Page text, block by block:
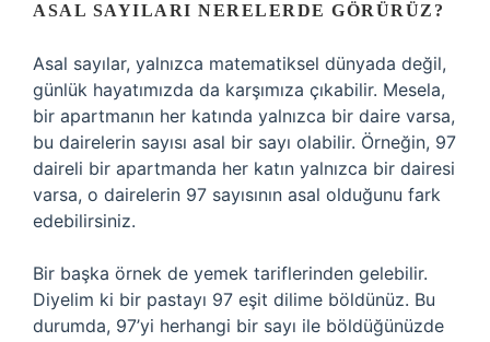
ASAL SAYILARI NERELERDE GÖRÜRÜZ?
Asal sayılar, yalnızca matematiksel dünyada değil,
günlük hayatımızda da karşımıza çıkabilir. Mesela,
bir apartmanın her katında yalnızca bir daire varsa,
bu dairelerin sayısı asal bir sayı olabilir. Örneğin, 97
daireli bir apartmanda her katın yalnızca bir dairesi
varsa, o dairelerin 97 sayısının asal olduğunu fark
edebilirsiniz.
Bir başka örnek de yemek tariflerinden gelebilir.
Diyelim ki bir pastayı 97 eşit dilime böldünüz. Bu
durumda, 97’yi herhangi bir sayı ile böldüğünüzde